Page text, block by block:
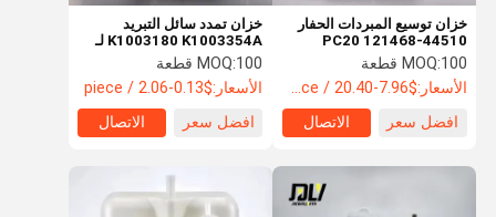
خزان تمدد سائل التبريد
K1003180 K1003354A لـ
مساعدة
MOQ:100 قطعة
الأسعار:$0.13-2.06 / piece
افضل سعر
الاتصال
خزان توسيع المبردات الحفار
PC20 121468-44510
الغلاية المساعدة
MOQ:100 قطعة
الأسعار:$7.96-20.40 / piece
افضل سعر
الاتصال